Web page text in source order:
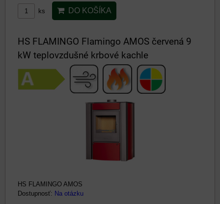
ks DO KOŠÍKA
HS FLAMINGO Flamingo AMOS červená 9
kW teplovzdušné krbové kachle
HS FLAMINGO AMOS
Dostupnosť: Na otázku